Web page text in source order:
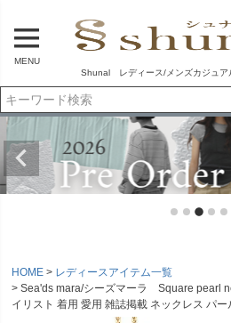
MENU
Shunal レディース/メンズカジュア
HOME
レディースアイテム一覧
Sea'ds mara/シーズマーラ Square pearl
イリスト 着用 愛用 雑誌掲載 ネックレス パー